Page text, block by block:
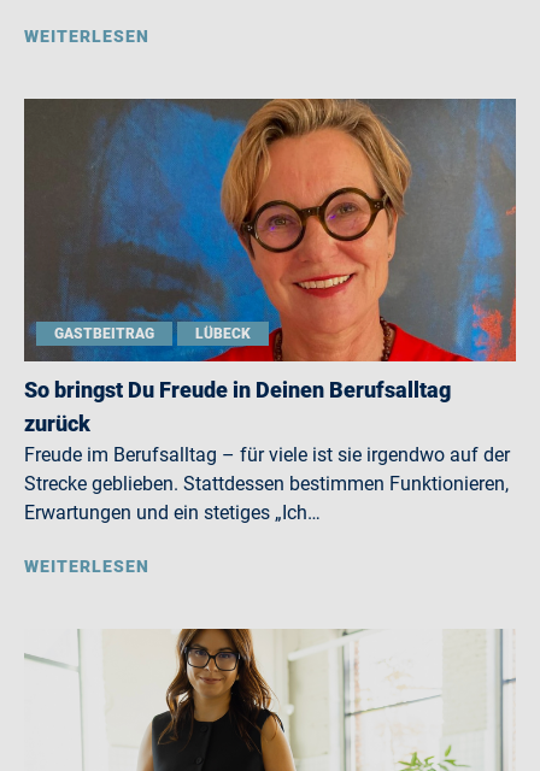
WEITERLESEN
GASTBEITRAG LÜBECK
So bringst Du Freude in Deinen Berufsalltag
zurück
Freude im Berufsalltag – für viele ist sie irgendwo auf der
Strecke geblieben. Stattdessen bestimmen Funktionieren,
Erwartungen und ein stetiges „Ich…
WEITERLESEN